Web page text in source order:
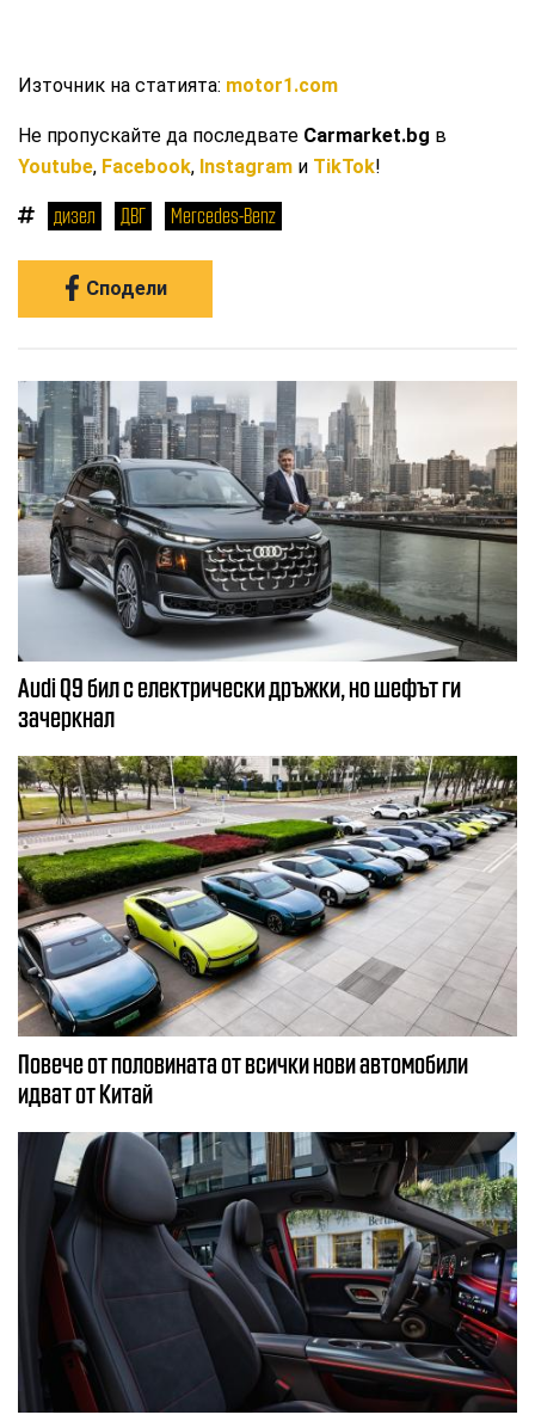
Източник на статията: motor1.com
Не пропускайте да последвате Carmarket.bg в
Youtube, Facebook, Instagram и TikTok!
дизел ДВГ Mercedes-Benz
Сподели
Audi Q9 бил с електрически дръжки, но шефът ги
зачеркнал
Повече от половината от всички нови автомобили
идват от Китай